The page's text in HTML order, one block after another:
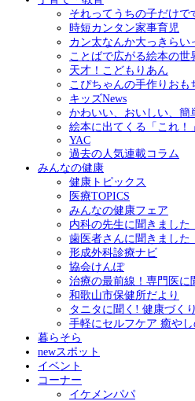
それってうちの子だけで
時短カンタン家事育児
カン太なんか大っきらい
ことばで広がる絵本の世
天才！こどもりあん
こぴちゃんの手作りおも
キッズNews
かわいい、おいしい、簡
絵本に出てくる「これ！
YAC
過去の人気連載コラム
みんなの健康
健康トピックス
医療TOPICS
みんなの健康フェア
内科の先生に聞きました
歯医者さんに聞きました
形成外科診療ナビ
協会けんぽ
治療の最前線！専門医に
和歌山市保健所だより
タニタに聞く! 健康づくり
手軽にセルフケア 癒や
暮らそら
newスポット
イベント
コーナー
イケメンパパ